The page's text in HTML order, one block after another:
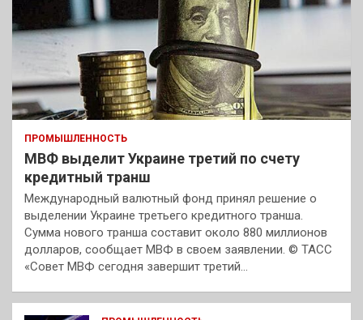
ПРОМЫШЛЕННОСТЬ
МВФ выделит Украине третий по счету
кредитный транш
Международный валютный фонд принял решение о
выделении Украине третьего кредитного транша.
Сумма нового транша составит около 880 миллионов
долларов, сообщает МВФ в своем заявлении. © ТАСС
«Совет МВФ сегодня завершит третий…